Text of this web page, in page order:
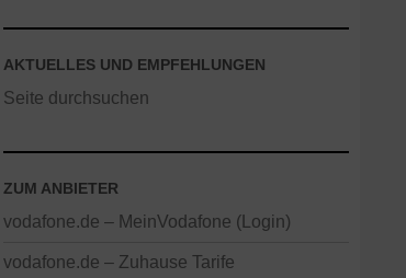
AKTUELLES UND EMPFEHLUNGEN
Seite durchsuchen
ZUM ANBIETER
vodafone.de – MeinVodafone (Login)
vodafone.de – Zuhause Tarife